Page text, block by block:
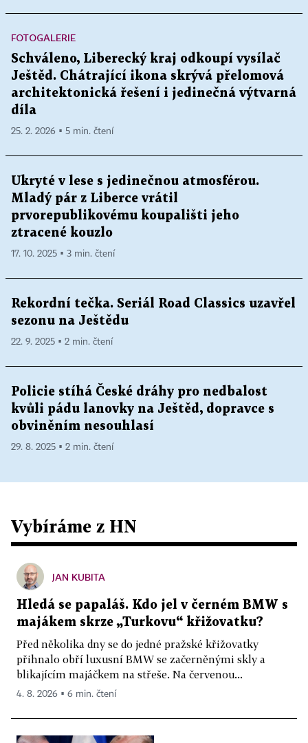
FOTOGALERIE
Schváleno, Liberecký kraj odkoupí vysílač
Ještěd. Chátrající ikona skrývá přelomová
architektonická řešení i jedinečná výtvarná
díla
25. 2. 2026 ▪ 5 min. čtení
Ukryté v lese s jedinečnou atmosférou.
Mladý pár z Liberce vrátil
prvorepublikovému koupališti jeho
ztracené kouzlo
17. 10. 2025 ▪ 3 min. čtení
Rekordní tečka. Seriál Road Classics uzavřel
sezonu na Ještědu
22. 9. 2025 ▪ 2 min. čtení
Policie stíhá České dráhy pro nedbalost
kvůli pádu lanovky na Ještěd, dopravce s
obviněním nesouhlasí
29. 8. 2025 ▪ 2 min. čtení
Vybíráme z HN
JAN KUBITA
Hledá se papaláš. Kdo jel v černém BMW s
majákem skrze „Turkovu“ křižovatku?
Před několika dny se do jedné pražské křižovatky
přihnalo obří luxusní BMW se začerněnými skly a
blikajícím majáčkem na střeše. Na červenou...
4. 8. 2026 ▪ 6 min. čtení